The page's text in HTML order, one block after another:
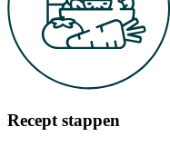
Recept stappen